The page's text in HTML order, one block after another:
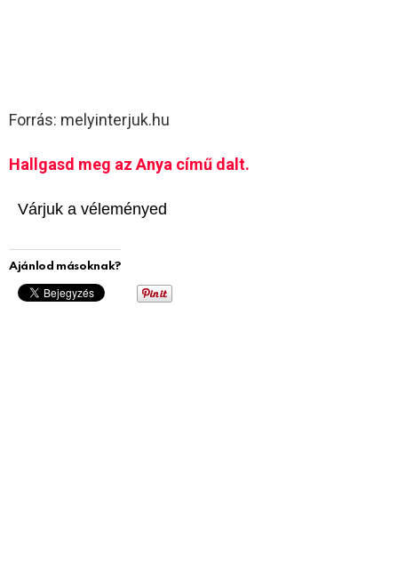
Forrás: melyinterjuk.hu
Hallgasd meg az Anya című dalt.
Várjuk a véleményed
Ajánlod másoknak?